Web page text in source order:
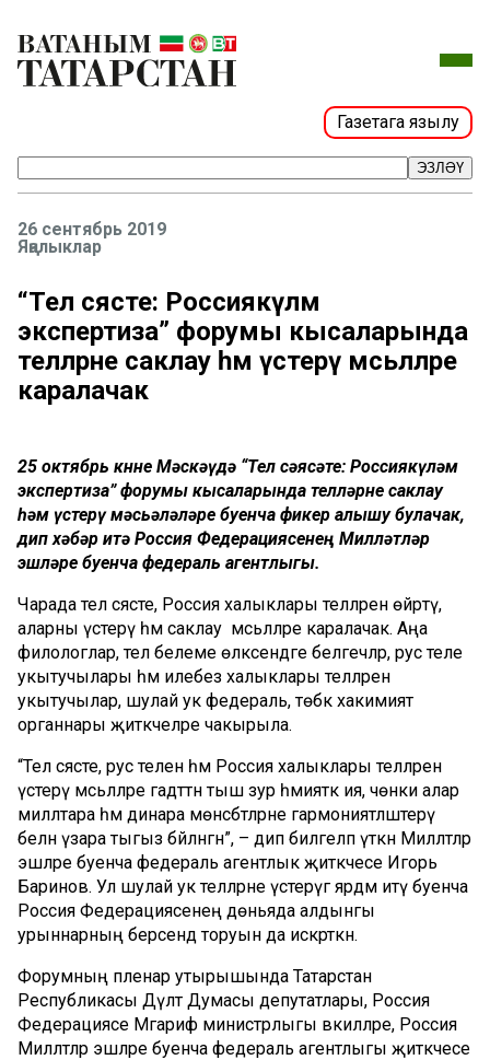
Газетага язылу
ЭЗЛӘҮ
26 сентябрь 2019
Яңалыклар
“Тел сәясәте: Россиякүләм
экспертиза” форумы кысаларында
телләрне саклау һәм үстерү мәсьәләләре
каралачак
25 октябрь көнне Мәскәүдә “Тел сәясәте: Россиякүләм
экспертиза” форумы кысаларында телләрне саклау
һәм үстерү мәсьәләләре буенча фикер алышу булачак,
дип хәбәр итә Россия Федерациясенең Милләтләр
эшләре буенча федераль агентлыгы.
Чарада тел сәясәте, Россия халыклары телләренә өйрәтү,
аларны үстерү һәм саклау мәсьәләләре каралачак. Аңа
филологлар, тел белеме өлкәсендәге белгечләр, рус теле
укытучылары һәм илебез халыклары телләрен
укытучылар, шулай ук федераль, төбәк хакимият
органнары җитәкчеләре чакырыла.
“Тел сәясәте, рус телен һәм Россия халыклары телләрен
үстерү мәсьәләләре гадәттән тыш зур әһәмияткә ия, чөнки алар
милләтара һәм динара мөнәсәбәтләрне гармониятләштерү
белән үзара тыгыз бәйләнгән”, – дип билгеләп үткән Милләтләр
эшләре буенча федераль агентлык җитәкчесе Игорь
Баринов. Ул шулай ук телләрне үстерүгә ярдәм итү буенча
Россия Федерациясенең дөньяда алдынгы
урыннарның берсендә торуын да искәрткән.
Форумның пленар утырышында Татарстан
Республикасы Дәүләт Думасы депутатлары, Россия
Федерациясе Мәгариф министрлыгы вәкилләре, Россия
Милләтләр эшләре буенча федераль агентлыгы җитәкчесе